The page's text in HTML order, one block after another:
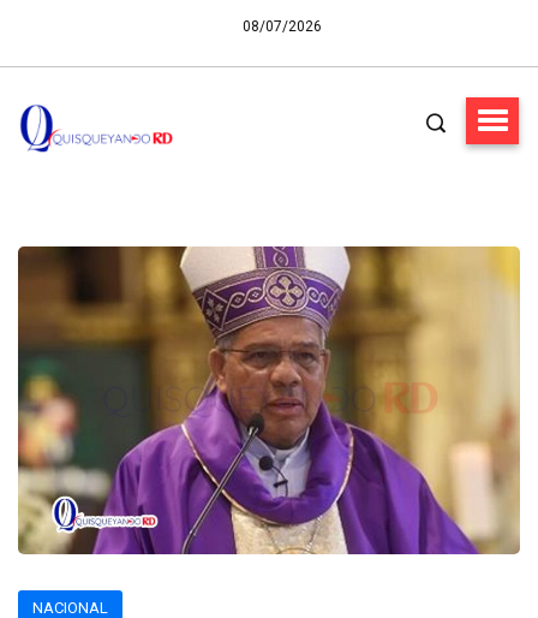
08/07/2026
NACIONAL